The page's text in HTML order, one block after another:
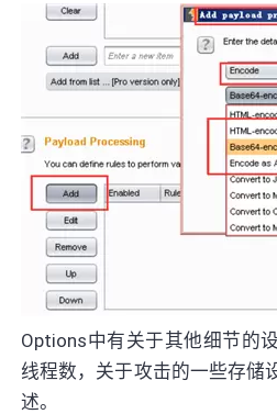
Options中有关于其他细节的
线程数，关于攻击的一些存储
述。